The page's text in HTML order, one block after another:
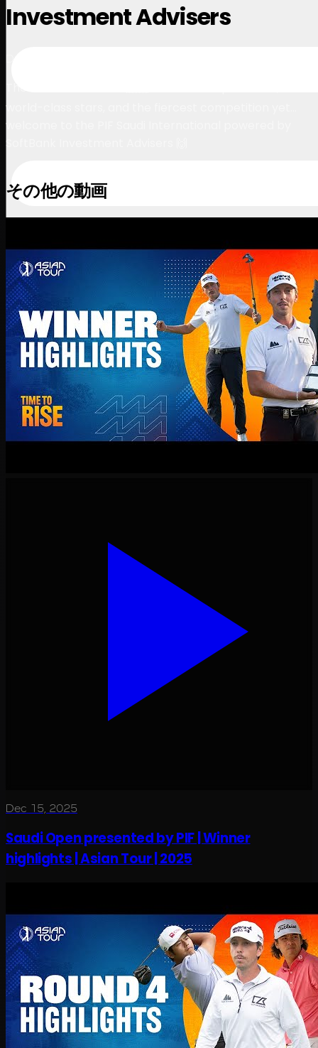
Investment Advisers
world-class stars, and the fiercest competition yet…
welcome to the PIF Saudi International powered by
その他の動画
Dec 15, 2025
Saudi Open presented by PIF | Winner
highlights | Asian Tour | 2025